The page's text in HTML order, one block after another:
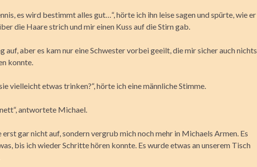
es wird bestimmt alles gut…“, hörte ich ihn leise sagen und spürte, wie er
die Haare strich und mir einen Kuss auf die Stirn gab.
auf, aber es kam nur eine Schwester vorbei geeilt, die mir sicher auch nichts
konnte.
vielleicht etwas trinken?“, hörte ich eine männliche Stimme.
antwortete Michael.
erst gar nicht auf, sondern vergrub mich noch mehr in Michaels Armen. Es
bis ich wieder Schritte hören konnte. Es wurde etwas an unserem Tisch